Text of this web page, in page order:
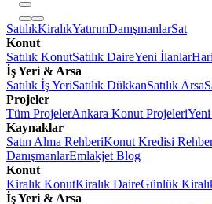
SatılıkKiralıkYatırımDanışmanlarSat
Konut
Satılık KonutSatılık DaireYeni İlanlar
İş Yeri & Arsa
Satılık İş YeriSatılık DükkanSatılık Arsa
Projeler
Tüm ProjelerAnkara Konut Projeleri
Kaynaklar
Satın Alma RehberiKonut Kredisi
DanışmanlarEmlakjet Blog
Konut
Kiralık KonutKiralık DaireGünlük
İş Yeri & Arsa